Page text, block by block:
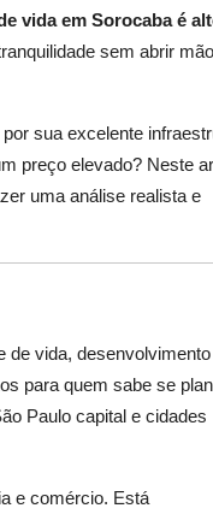
vida em Sorocaba é
sem abrir
sua excelente
preço elevado? Neste
uma análise realista e
de vida, desenvolvimento
para quem sabe se
Paulo capital e cidades
e comércio. Está